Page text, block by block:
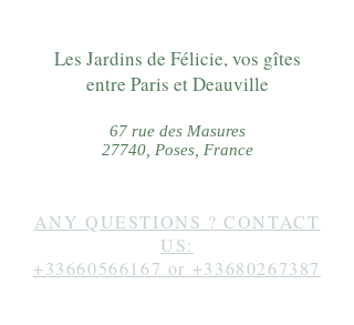
Les Jardins de Félicie, vos gîtes
entre Paris et Deauville
67 rue des Masures
27740, Poses, France
ANY QUESTIONS ? CONTACT
US:
+33660566167 or +33680267387